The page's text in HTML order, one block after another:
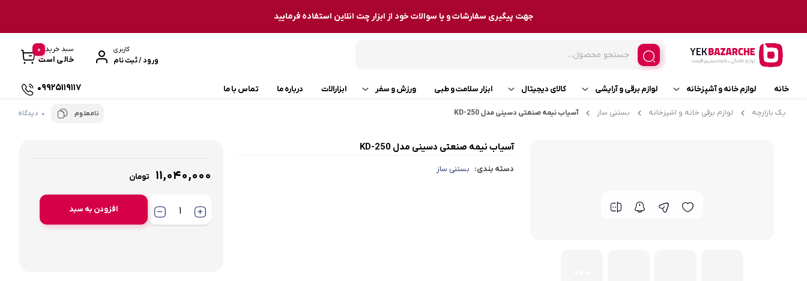
جهت پیگیری سفارشات و یا سوالات خود از ابزار چت انلاین استفاده فرمایید
کاربری
ورود / ثبت نام
سبد خرید
خالی است
0
خانه لوازم خانه و آشپزخانه
فرش شور و مبل شور
لوازم برقی و آرایشی کالای دیجیتال ابزار سلامت و طبی ورزش و سفر
اجاق مسافرتی
مینی پنکه
ورزش
ابزارالات درباره ما تماس با ما 09925119117
یک بازارچه لوازم برقی خانه و اشپزخانه بستنی ساز آسیاب نیمه صنعتی دسینی مدل KD-250 نامعلوم 0 دیدگاه
آسیاب نیمه صنعتی دسینی مدل KD-250
دسته بندی: بستنی ساز 11,040,000 تومان
افزودن به سبد